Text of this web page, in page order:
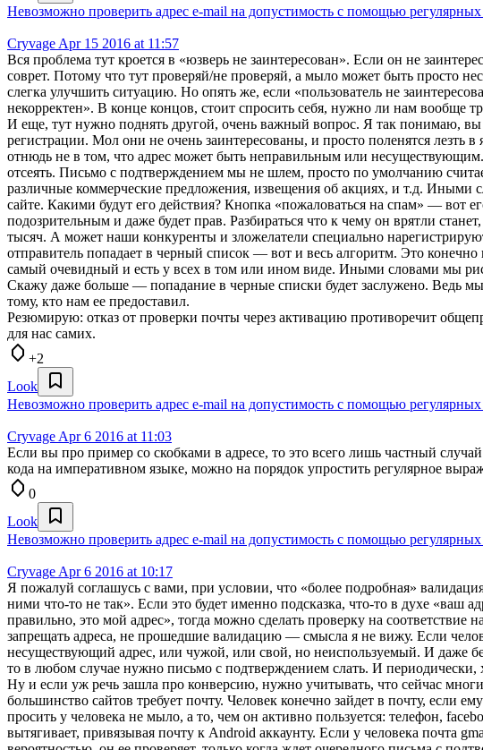
Невозможно проверить адрес e-mail на допустимость с помощью
Cryvage Apr 15 2016 at 11:57
Вся проблема тут кроется в «юзверь не заинтересован». Если он не
соврет. Потому что тут проверяй/не проверяй, а мыло может быть просто
слегка улучшить ситуацию. Но опять же, если «пользователь не
некорректен». В конце концов, стоит спросить себя, нужно ли нам вообще
И еще, тут нужно поднять другой, очень важный вопрос. Я так понимаю, вы
регистрации. Мол они не очень заинтересованы, и просто поленятся лезть
отнюдь не в том, что адрес может быть неправильным или
отсеять. Письмо с подтверждением мы не шлем, просто по умолчанию
различные коммерческие предложения, извещения об акциях, и т.д. Иными
сайте. Какими будут его действия? Кнопка «пожаловаться на спам» — вот
подозрительным и даже будет прав. Разбираться что к чему он врятли
тысяч. А может наши конкуренты и зложелатели специально
отправитель попадает в черный список — вот и весь алгоритм. Это
самый очевидный и есть у всех в том или ином виде. Иными словами мы
Скажу даже больше — попадание в черные списки будет заслужено. Ведь
тому, кто нам ее предоставил.
Резюмирую: отказ от проверки почты через активацию противоречит
для нас самих.
+2
Look
Невозможно проверить адрес e-mail на допустимость с помощью
Cryvage Apr 6 2016 at 11:03
Если вы про пример со скобками в адресе, то это всего лишь частный
кода на императивном языке, можно на порядок упростить регулярное
0
Look
Невозможно проверить адрес e-mail на допустимость с помощью
Cryvage Apr 6 2016 at 10:17
Я пожалуй соглашусь с вами, при условии, что «более подробная»
ними что-то не так». Если это будет именно подсказка, что-то в духе «ваш
правильно, это мой адрес», тогда можно сделать проверку на
запрещать адреса, не прошедшие валидацию — смысла я не вижу. Если
несуществующий адрес, или чужой, или свой, но неиспользуемый. И даже
то в любом случае нужно письмо с подтверждением слать. И периодически,
Ну и если уж речь зашла про конверсию, нужно учитывать, что сейчас
большинство сайтов требует почту. Человек конечно зайдет в почту, если
просить у человека не мыло, а то, чем он активно пользуется: телефон,
вытягивает, привязывая почту к Android аккаунту. Если у человека почта